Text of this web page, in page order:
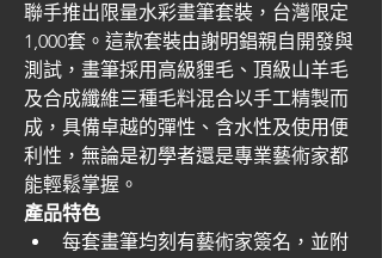
聯手推出限量水彩畫筆套裝，台灣限定
1,000套。這款套裝由謝明錩親自開發與
測試，畫筆採用高級貍毛、頂級山羊毛
及合成纖維三種毛料混合以手工精製而
成，具備卓越的彈性、含水性及使用便
利性，無論是初學者還是專業藝術家都
能輕鬆掌握。
產品特色
每套畫筆均刻有藝術家簽名，並附